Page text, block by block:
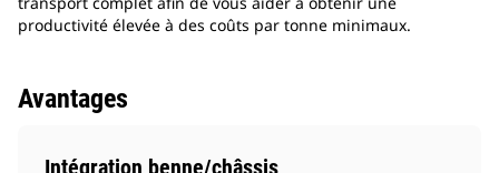
productivité élevée à des coûts par tonne minimaux.
Avantages